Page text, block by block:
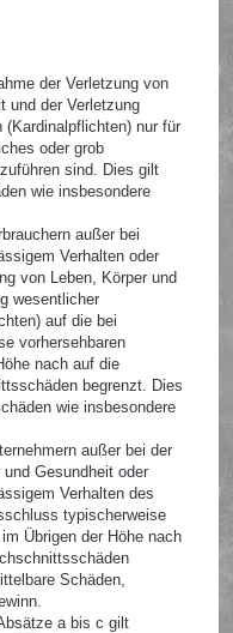
der Verletzung von
und der Verletzung
nur für
oder grob
sind. Dies gilt
wie insbesondere
außer bei
Verhalten oder
von Leben, Körper und
wesentlicher
auf die bei
vorhersehbaren
nach auf die
begrenzt. Dies
wie insbesondere
außer bei der
Gesundheit oder
Verhalten des
typischerweise
Übrigen der Höhe nach
Schäden,
a bis c gilt